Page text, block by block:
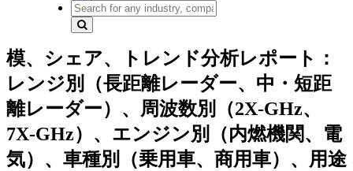
模、シェア、トレンド分析レポート：
レンジ別（長距離レーダー、中・短距
離レーダー）、周波数別（2X-GHz、
7X-GHz）、エンジン別（内燃機関、電
気）、車種別（乗用車、商用車）、用途